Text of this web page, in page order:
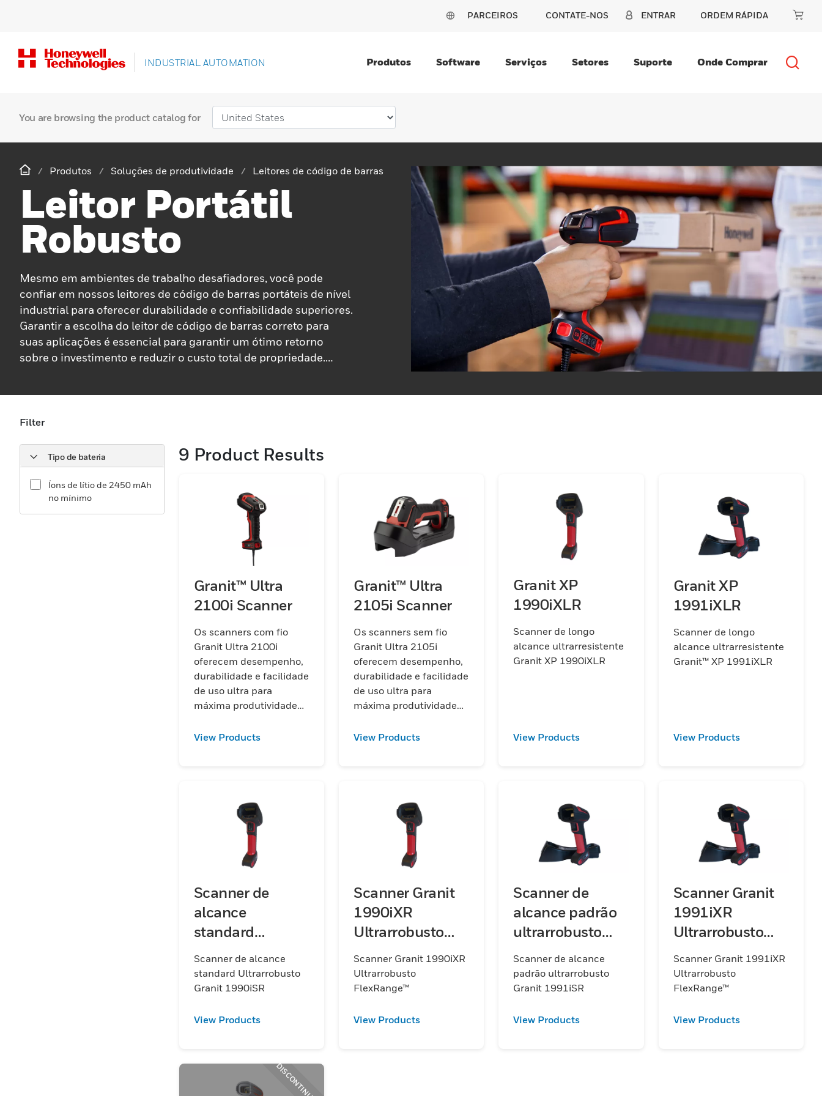
PARCEIROS CONTATE-NOS ENTRAR ORDEM RÁPIDA
INDUSTRIAL AUTOMATION Produtos Software Serviços Setores Suporte Onde Comprar
You are browsing the product catalog for
Produtos Soluções de produtividade Leitores de código de barras
Leitor Portátil
Robusto
Mesmo em ambientes de trabalho desafiadores, você pode
confiar em nossos leitores de código de barras portáteis de nível
industrial para oferecer durabilidade e confiabilidade superiores.
Garantir a escolha do leitor de código de barras correto para
suas aplicações é essencial para garantir um ótimo retorno
sobre o investimento e reduzir o custo total de propriedade.
Filter
Tipo de bateria
Íons de lítio de 2450 mAh
no mínimo
9 Product Results
Granit™ Ultra
2100i Scanner
Os scanners com fio
Granit Ultra 2100i
oferecem desempenho,
durabilidade e facilidade
de uso ultra para
máxima produtividade
com alcance de leitura
View Products
Granit™ Ultra
2105i Scanner
Os scanners sem fio
Granit Ultra 2105i
oferecem desempenho,
durabilidade e facilidade
de uso ultra para
máxima produtividade
com leitura do contato
View Products
Granit XP
1990iXLR
Scanner de longo
alcance ultrarresistente
Granit XP 1990iXLR
View Products
Granit XP
1991iXLR
Scanner de longo
alcance ultrarresistente
Granit™ XP 1991iXLR
View Products
Scanner de
alcance
standard
Granit 1990iSR
Scanner de alcance
standard Ultrarrobusto
Granit 1990iSR
View Products
Scanner Granit
1990iXR
Ultrarrobusto
Scanner Granit 1990iXR
Ultrarrobusto
FlexRange™
View Products
Scanner de
alcance padrão
ultrarrobusto
Scanner de alcance
padrão ultrarrobusto
Granit 1991iSR
View Products
Scanner Granit
1991iXR
Ultrarrobusto
Scanner Granit 1991iXR
Ultrarrobusto
FlexRange™
View Products
DISCONTINUED